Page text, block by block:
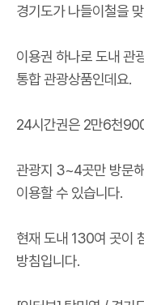
경기도가 나들이철을
이용권 하나로 도내 관
통합 관광상품인데요.
24시간권은 2만6천
관광지 3~4곳만 방문
이용할 수 있습니다.
현재 도내 130여 곳이
방침입니다.